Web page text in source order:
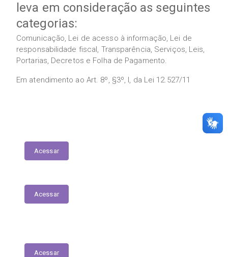
leva em consideração as seguintes
categorias:
Comunicação, Lei de acesso à informação, Lei de
responsabilidade fiscal, Transparência, Serviços, Leis,
Portarias, Decretos e Folha de Pagamento.
Em atendimento ao Art. 8º, §3º, I, da Lei 12.527/11
Acessar
Acessar
Acessar